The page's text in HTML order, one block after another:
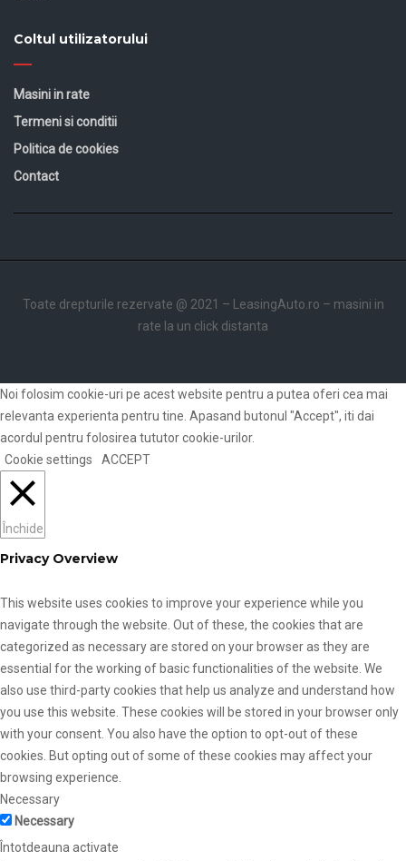
Coltul utilizatorului
Masini in rate
Termeni si conditii
Politica de cookies
Contact
Toate drepturile rezervate @ 2021 – LeasingAuto.ro – masini in
rate la un click distanta
Noi folosim cookie-uri pe acest website pentru a putea oferi cea mai
relevanta experienta pentru tine. Apasand butonul "Accept", iti dai
acordul pentru folosirea tututor cookie-urilor.
Cookie settings
ACCEPT
Închide
Privacy Overview
This website uses cookies to improve your experience while you
navigate through the website. Out of these, the cookies that are
categorized as necessary are stored on your browser as they are
essential for the working of basic functionalities of the website. We
also use third-party cookies that help us analyze and understand how
you use this website. These cookies will be stored in your browser only
with your consent. You also have the option to opt-out of these
cookies. But opting out of some of these cookies may affect your
browsing experience.
Necessary
Necessary
Întotdeauna activate